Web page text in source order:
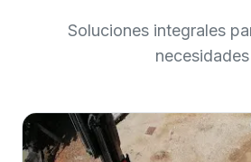
Soluciones integrales
necesidades